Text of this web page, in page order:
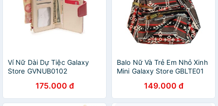
Ví Nữ Dài Dự Tiệc Galaxy
Store GVNUB0102
175.000 đ
Balo Nữ Và Trẻ Em Nhỏ Xinh
Mini Galaxy Store GBLTE01
149.000 đ